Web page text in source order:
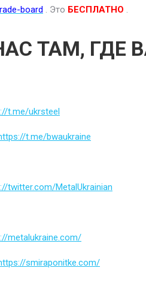
board . Это БЕСПЛАТНО .
ТАМ, ГДЕ
t.me/ukrsteel
t.me/bwaukraine
twitter.com/MetalUkrainian
metalukraine.com/
smiraponitke.com/